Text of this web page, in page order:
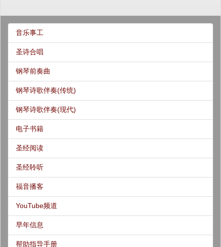
音乐事工
圣诗合唱
钢琴前奏曲
钢琴诗歌伴奏(传统)
钢琴诗歌伴奏(现代)
电子书籍
圣经阅读
圣经聆听
福音播客
YouTube频道
早年信息
帮助指导手册